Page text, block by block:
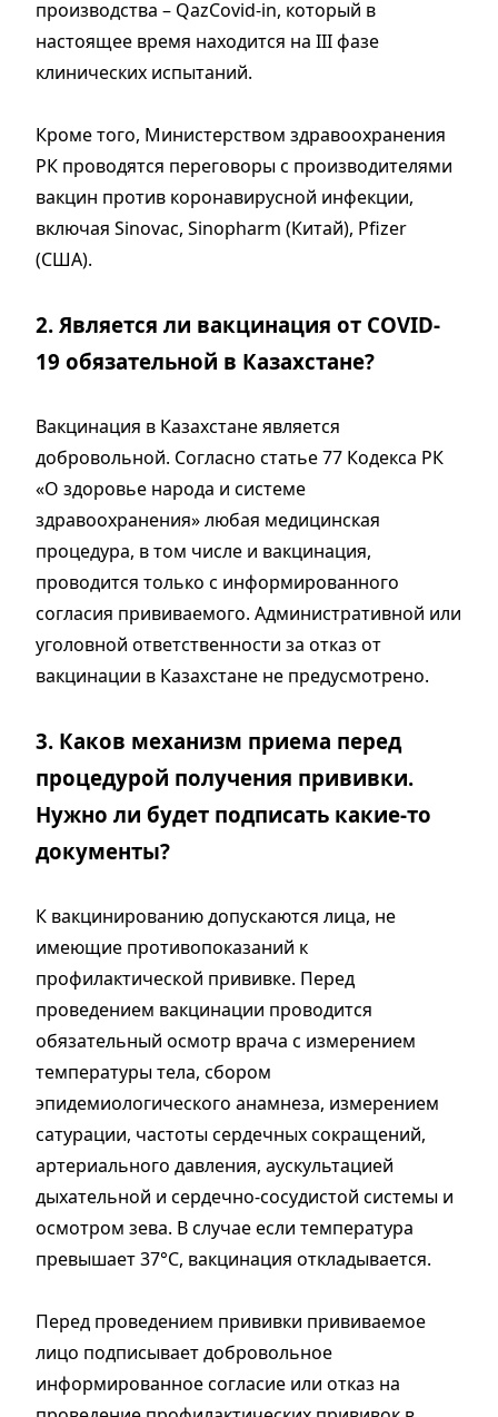
производства – QazCovid-in, который в
настоящее время находится на III фазе
клинических испытаний.
Кроме того, Министерством здравоохранения
РК проводятся переговоры с производителями
вакцин против коронавирусной инфекции,
включая Sinovac, Sinopharm (Китай), Pfizer
(США).
2. Является ли вакцинация от COVID-
19 обязательной в Казахстане?
Вакцинация в Казахстане является
добровольной. Согласно статье 77 Кодекса РК
«О здоровье народа и системе
здравоохранения» любая медицинская
процедура, в том числе и вакцинация,
проводится только с информированного
согласия прививаемого. Административной или
уголовной ответственности за отказ от
вакцинации в Казахстане не предусмотрено.
3. Каков механизм приема перед
процедурой получения прививки.
Нужно ли будет подписать какие-то
документы?
К вакцинированию допускаются лица, не
имеющие противопоказаний к
профилактической прививке. Перед
проведением вакцинации проводится
обязательный осмотр врача с измерением
температуры тела, сбором
эпидемиологического анамнеза, измерением
сатурации, частоты сердечных сокращений,
артериального давления, аускультацией
дыхательной и сердечно-сосудистой системы и
осмотром зева. В случае если температура
превышает 37°С, вакцинация откладывается.
Перед проведением прививки прививаемое
лицо подписывает добровольное
информированное согласие или отказ на